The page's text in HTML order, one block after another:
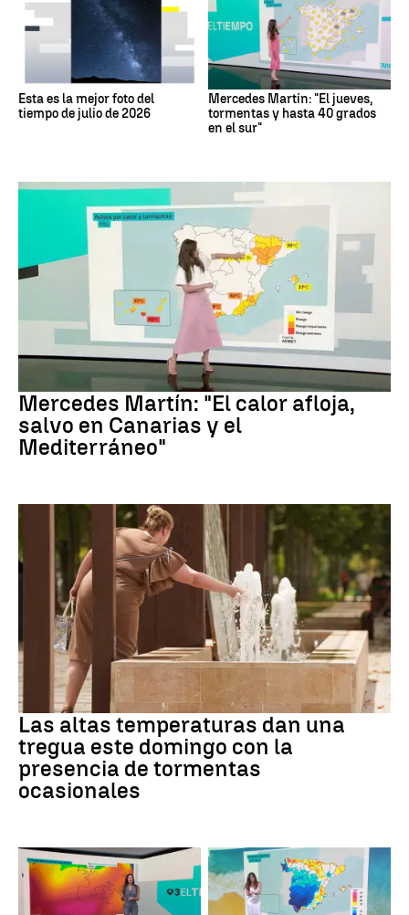
Esta es la mejor foto del
tiempo de julio de 2026
Mercedes Martín: "El jueves,
tormentas y hasta 40 grados
en el sur"
Mercedes Martín: "El calor afloja,
salvo en Canarias y el
Mediterráneo"
Tiempo
Las altas temperaturas dan una
tregua este domingo con la
presencia de tormentas
ocasionales